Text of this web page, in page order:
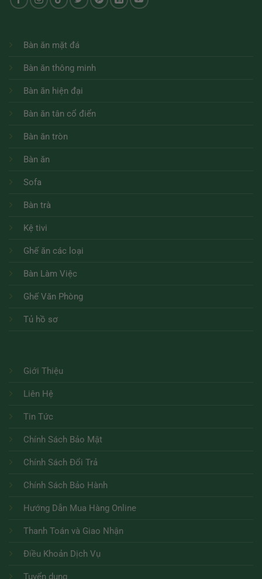
Bàn ăn mặt đá
Bàn ăn thông minh
Bàn ăn hiện đại
Bàn ăn tân cổ điển
Bàn ăn tròn
Bàn ăn
Sofa
Bàn trà
Kệ tivi
Ghế ăn các loại
Bàn Làm Việc
Ghế Văn Phòng
Tủ hồ sơ
Giới Thiệu
Liên Hệ
Tin Tức
Chính Sách Bảo Mật
Chính Sách Đổi Trả
Chính Sách Bảo Hành
Hướng Dẫn Mua Hàng Online
Thanh Toán và Giao Nhận
Điều Khoản Dịch Vụ
Tuyển dụng